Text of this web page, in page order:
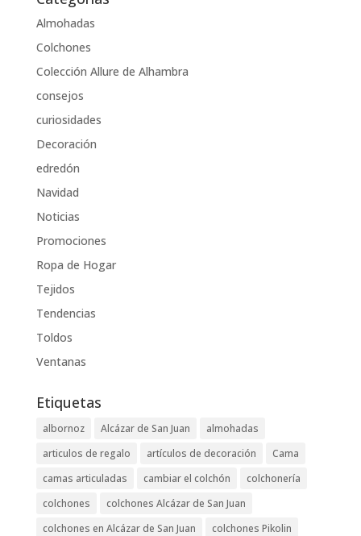
Almohadas
Colchones
Colección Allure de Alhambra
consejos
curiosidades
Decoración
edredón
Navidad
Noticias
Promociones
Ropa de Hogar
Tejidos
Tendencias
Toldos
Ventanas
Etiquetas
albornoz Alcázar de San Juan
almohadas
articulos de regalo
artículos de decoración
Cama
camas articuladas
cambiar el colchón
colchonería
colchones
colchones Alcázar de San Juan
colchones en Alcázar de San Juan
colchones Pikolin